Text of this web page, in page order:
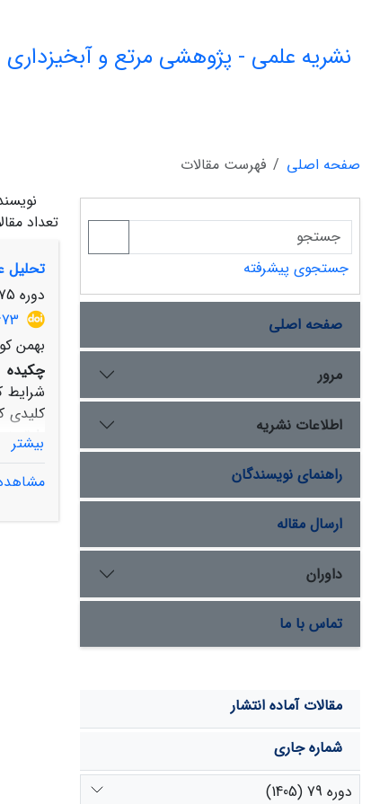
نشریه علمی - پژوهشی مرتع و آبخیزداری
صفحه اصلی
فهرست مقالات
تعداد
تحلیل
دوره 75، شماره 4، زمستان 1401، صفحه
بهمن
چکیده
شرایط
کلیدی
است.
بیشتر
جستجوی پیشرفته
صفحه اصلی
مرور
اطلاعات نشریه
راهنمای نویسندگان
ارسال مقاله
داوران
تماس با ما
مقالات آماده انتشار
شماره جاری
دوره 79 (1405)